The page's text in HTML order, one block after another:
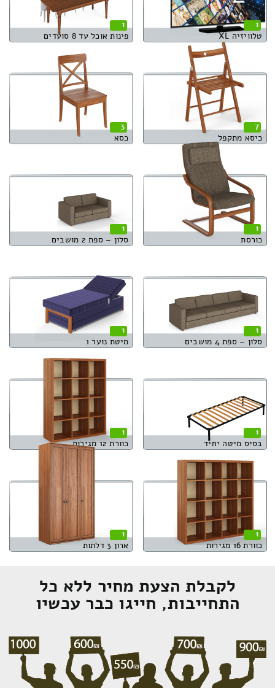
1
טלוויזיה XL
1
פינות אוכל עד 8 סועדים
7
כיסא מתקפל
3
כסא
1
כורסת
1
סלון – ספת 2 מושבים
1
סלון – ספת 4 מושבים
1
מיטת נוער 1
1
בסיס מיטה יחיד
1
כוורת 12 מגירות
1
כוורת 16 מגירות
1
ארון 3 דלתות
לקבלת הצעת מחיר ללא כל
התחייבות, חייגו כבר עכשיו